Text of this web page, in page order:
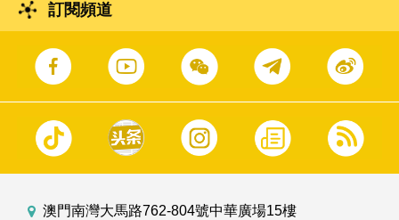
訂閱頻道
澳門南灣大馬路762-804號中華廣場15樓